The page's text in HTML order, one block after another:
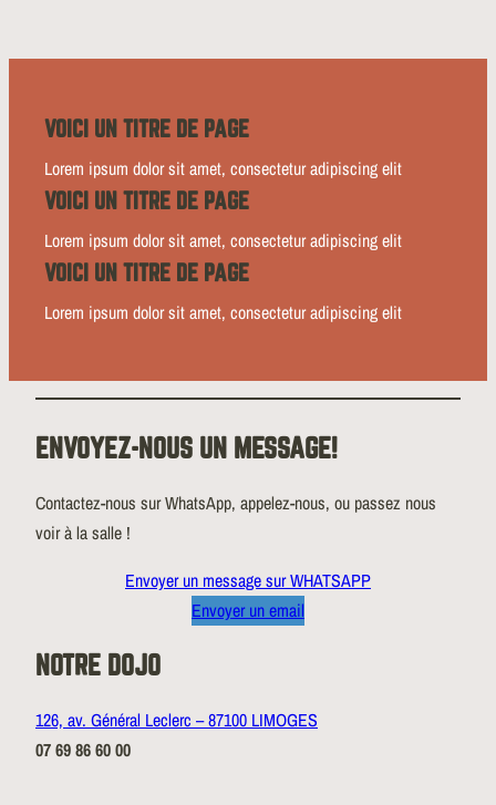
VOICI UN TITRE DE PAGE
Lorem ipsum dolor sit amet, consectetur adipiscing elit
VOICI UN TITRE DE PAGE
Lorem ipsum dolor sit amet, consectetur adipiscing elit
VOICI UN TITRE DE PAGE
Lorem ipsum dolor sit amet, consectetur adipiscing elit
ENVOYEZ-NOUS UN MESSAGE!
Contactez-nous sur WhatsApp, appelez-nous, ou passez nous
voir à la salle !
Envoyer un message sur WHATSAPP
Envoyer un email
NOTRE DOJO
126, av. Général Leclerc – 87100 LIMOGES
07 69 86 60 00